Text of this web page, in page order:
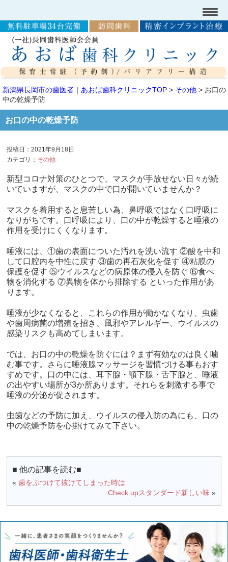
新潟県長岡市の歯医者｜あおば歯科クリニックTOP > その他 > お口の
中の乾燥予防
お口の中の乾燥予防
投稿日：2021年9月18日
カテゴリ： その他
新型コロナ対策のひとつで、マスクが手放せない日々が続
いていますが、マスクの中で口が開いていませんか？
マスクを着用すると息苦しい為、鼻呼吸ではなく口呼吸に
なりがちです。口呼吸により、口の中が乾燥すると唾液の
作用を受けにくくなります。
唾液には、①歯の表面についた汚れを洗い流す ②酸を中和
して口腔内を中性に戻す ③歯の再石灰化を促す ④粘膜の
保護を促す ⑤ウイルスなどの病原体の侵入を防ぐ ⑥食べ
物を消化する ⑦異物を体から排除する といった作用があ
ります。
唾液が少なくなると、これらの作用が働かなくなり、虫歯
や歯周病菌の増殖を招き、風邪やアレルギー、ウイルスの
感染リスクも高めてしまいます。
では、お口の中の乾燥を防ぐには？まず有効なのは良く噛
む事です。さらに唾液腺マッサージを習慣づける事もおす
すめです。口の中には、耳下腺・顎下腺・舌下腺と、唾液
の出やすい場所が3か所あります。それらを刺激する事で
唾液の分泌が促されます。
虫歯などの予防に加え、ウイルスの侵入防の為にも、口の
中の乾燥予防を心掛けてみて下さい。
■ 他の記事を読む■
«歯をぶつけて抜けてしまった時は
Check upスタンダード新しい味»